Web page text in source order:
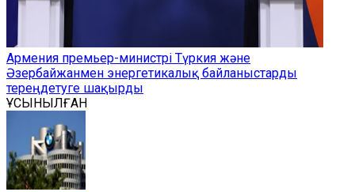
Армения премьер-министрі Түркия және
Әзербайжанмен энергетикалық байланыстарды
тереңдетуге шақырды
ҰСЫНЫЛҒАН